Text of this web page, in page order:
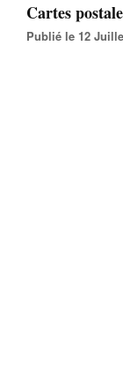
Cartes
Publié le 12